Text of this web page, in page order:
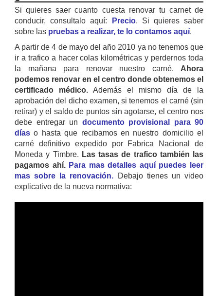
Si quieres saer cuanto cuesta renovar tu carnet de
conducir, consultalo aquí:
Precio. Si quieres saber
sobre las pruebas a realizar, te lo contamos aquí.
A partir de 4 de mayo del año 2010 ya no tenemos que
ir a trafico a hacer colas kilométricas y perdernos toda
la mañana para renovar nuestro carné. Ahora
podemos renovar en el centro donde obtenemos el
certificado médico. Además el mismo día de la
aprobación del dicho examen, si tenemos el carné (sin
retirar) y el saldo de puntos sin agotarse, el centro nos
debe entregar un documento provisional para 90
días o hasta que recibamos en nuestro domicilio el
carné definitivo expedido por Fabrica Nacional de
Moneda y Timbre. Las tasas de trafico también las
pagamos ahí. Para mas detalles aquí puedes leer
mas sobre la renovación. Debajo tienes un video
explicativo de la nueva normativa: